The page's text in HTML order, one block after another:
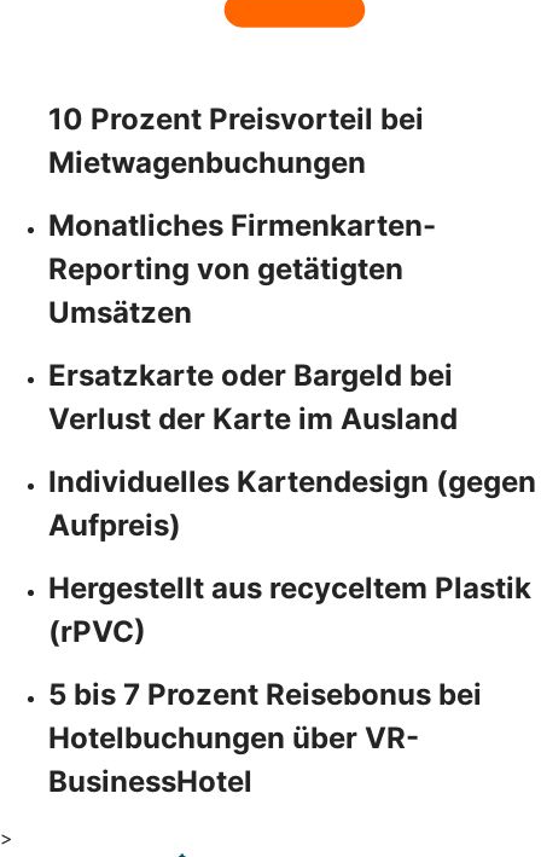
10 Prozent Preisvorteil bei
Mietwagenbuchungen
Monatliches Firmenkarten-
Reporting von getätigten
Umsätzen
Ersatzkarte oder Bargeld bei
Verlust der Karte im Ausland
Individuelles Kartendesign (gegen
Aufpreis)
Hergestellt aus recyceltem Plastik
(rPVC)
5 bis 7 Prozent Reisebonus bei
Hotelbuchungen über VR-
BusinessHotel
>